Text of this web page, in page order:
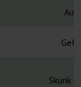
Skunk